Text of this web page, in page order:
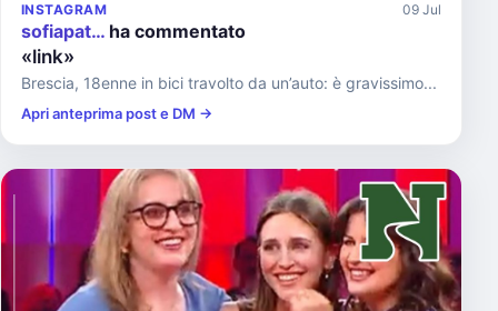
INSTAGRAM 09 Jul
sofiapat… ha commentato
«link»
Brescia, 18enne in bici travolto da un’auto: è gravissimo...
Apri anteprima post e DM →